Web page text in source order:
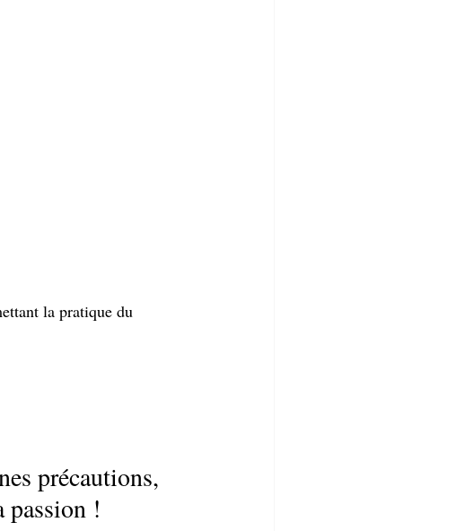
la pratique du
précautions,
passion !